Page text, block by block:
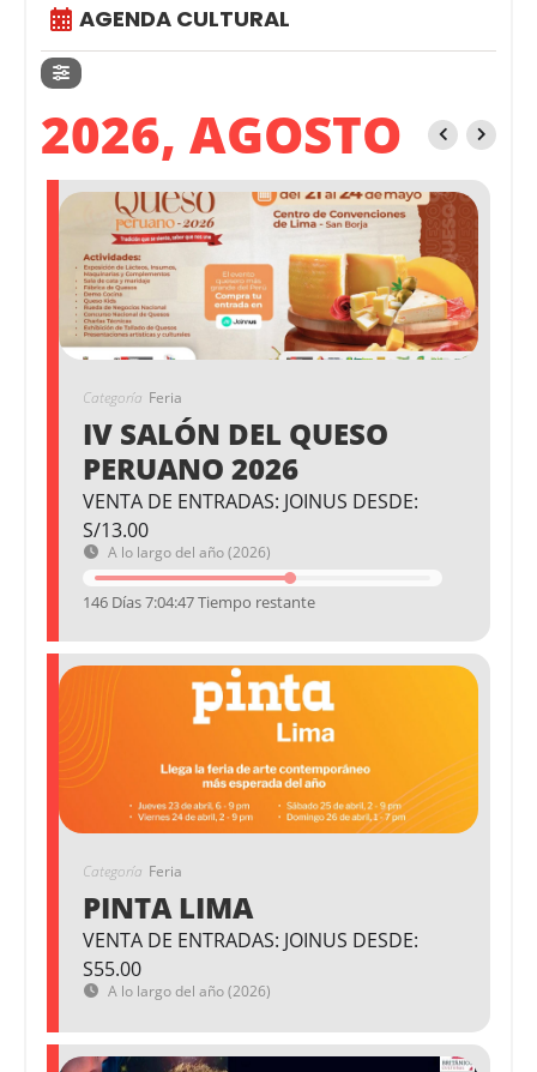
AGENDA CULTURAL
2026, AGOSTO
Categoría Feria
IV SALÓN DEL QUESO
PERUANO 2026
VENTA DE ENTRADAS: JOINUS DESDE:
S/13.00
A lo largo del año (2026)
146 Días 7:04:46 Tiempo restante
Categoría Feria
PINTA LIMA
VENTA DE ENTRADAS: JOINUS DESDE:
S55.00
A lo largo del año (2026)